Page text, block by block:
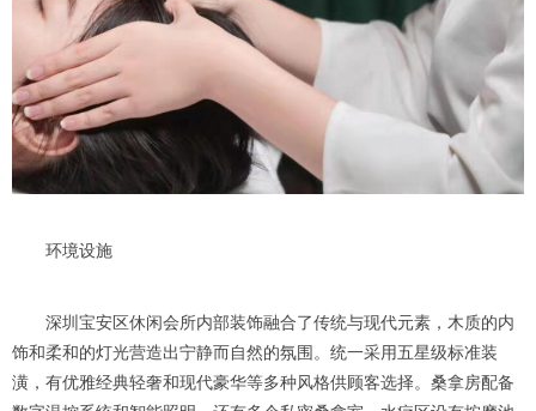
环境设施
深圳宝安区休闲会所内部装饰融合了传统与现代元素，木质的内
饰和柔和的灯光营造出宁静而自然的氛围。统一采用五星级标准装
潢，有优雅经典轻奢和现代豪华等多种风格供顾客选择。桑拿房配备